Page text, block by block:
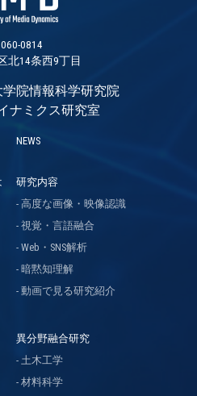
0814
北14条西9丁目
院情報科学研究院
ナミクス研究室
NEWS
研究内容
高度な画像・映像認識
視覚・言語融合
Web・SNS解析
暗黙知理解
動画で見る研究紹介
異分野融合研究
土木工学
材料科学